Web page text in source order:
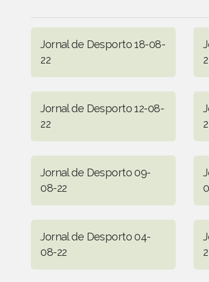
Jornal de Desporto 18-08-
22
Jornal de Desporto 12-08-
22
Jornal de Desporto 09-
08-22
Jornal de Desporto 04-
08-22